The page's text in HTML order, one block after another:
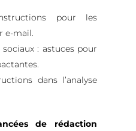
pour les
e-mail.
: astuces pour
dans l’analyse
de rédaction